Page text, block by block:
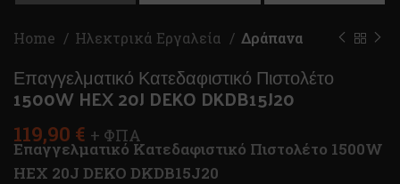
Home Ηλεκτρικά Εργαλεία Δράπανα
Επαγγελματικό Κατεδαφιστικό Πιστολέτο
1500W HEX 20J DEKO DKDB15J20
119,90 € + ΦΠΑ
Επαγγελματικό Κατεδαφιστικό Πιστολέτο 1500W
HEX 20J DEKO DKDB15J20